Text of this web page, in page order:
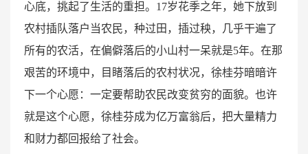
心底，挑起了生活的重担。17岁花季之年，她下放到
农村插队落户当农民，种过田，插过秧，几乎干遍了
所有的农活，在偏僻落后的小山村一呆就是5年。在那
艰苦的环境中，目睹落后的农村状况，徐桂芬暗暗许
下一个心愿：一定要帮助农民改变贫穷的面貌。也许
就是这个心愿，徐桂芬成为亿万富翁后，把大量精力
和财力都回报给了社会。